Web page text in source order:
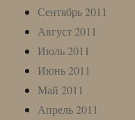
Сентябрь 2011
Август 2011
Июль 2011
Июнь 2011
Май 2011
Апрель 2011